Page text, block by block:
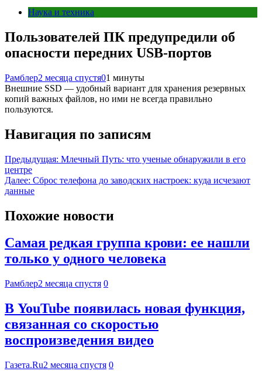
Наука и техника
Пользователей ПК предупредили об
опасности передних USB-портов
Рамблер2 месяца спустя01 минуты
Внешние SSD — удобный вариант для хранения резервных
копий важных файлов, но ими не всегда правильно
пользуются.
Навигация по записям
Предыдущая: Млечный Путь: что ученые обнаружили в его
центре
Далее: Сброс телефона до заводских настроек: куда исчезают
данные
Похожие новости
Самая редкая группа крови: ее нашли
только у одного человека
Рамблер2 месяца спустя 0
В YouTube появилась новая функция,
связанная со скоростью
воспроизведения видео
Газета.Ru2 месяца спустя 0